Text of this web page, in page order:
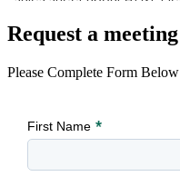
Request a meeting
Please Complete Form Below